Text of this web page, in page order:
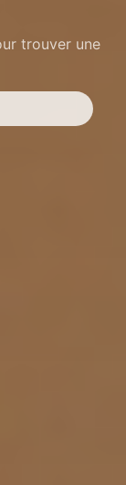
trouver une